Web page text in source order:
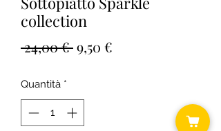
collection
24,00 € Prezzo
9,50 €
Quantità *